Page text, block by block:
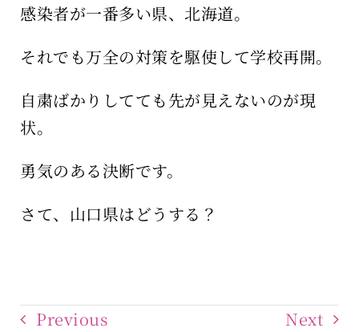
感染者が一番多い県、北海道。
それでも万全の対策を駆使して学校再開。
自粛ばかりしてても先が見えないのが現
状。
勇気のある決断です。
さて、山口県はどうする？
Previous Next